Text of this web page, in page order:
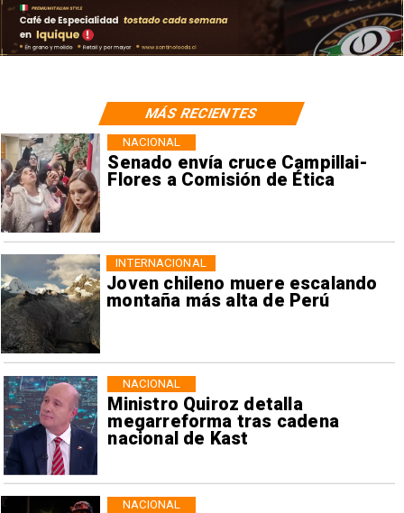
Senado envía cruce Campillai-
Flores a Comisión de Ética
NACIONAL
Joven chileno muere escalando
montaña más alta de Perú
INTERNACIONAL
Ministro Quiroz detalla
megarreforma tras cadena
nacional de Kast
NACIONAL
NACIONAL
MÁS RECIENTES